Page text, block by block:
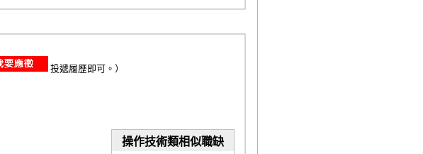
操作技術類相似職缺
投遞履歷即可。）